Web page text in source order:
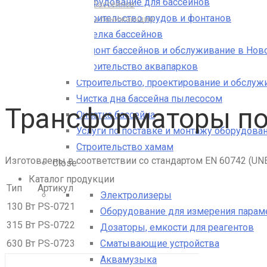
Строительство прудов и фонтанов
Отделка бассейнов
Ремонт бассейнов и обслуживание в
Строительство аквапарков
Строительство, проектирование и
Чистка дна бассейна пылесосом
Очистка бассейна
Услуги по поставке и монтажу
Строительство хамам
Close
Каталог продукции
Электролизеры
Оборудование для измерения
Дозаторы, емкости для реагентов
Сматывающие устройства
Аквамузыка
Освещение для бассейнов
Трансформаторы понижающие
Трансформаторы
Изготовлены в соответствии со стандартом EN 60742
Тип
Артикул
130 Вт PS-0721
315 Вт PS-0722
630 Вт PS-0723